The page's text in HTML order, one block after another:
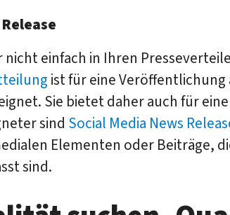
nicht einfach in Ihren
ist für eine Veröffentlichung
Sie bietet daher auch für
sind Social Media News
Elementen oder Beiträge,
sind.